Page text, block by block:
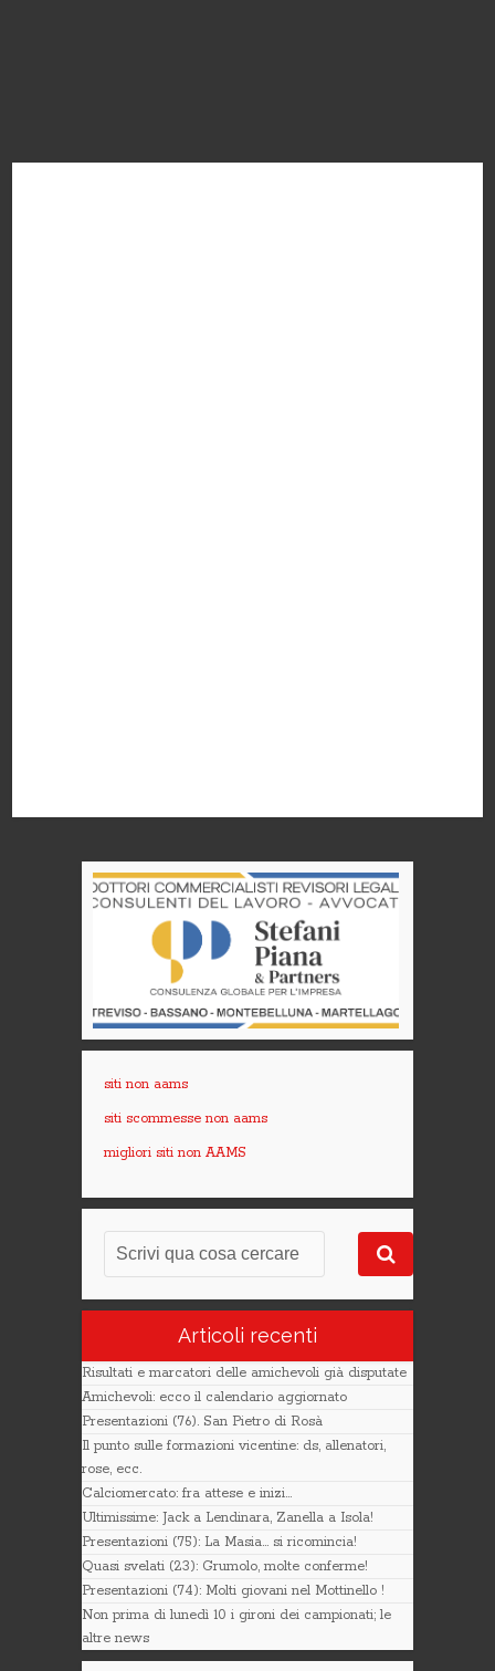
siti non aams
siti scommesse non aams
migliori siti non AAMS
Articoli recenti
Risultati e marcatori delle amichevoli già disputate
Amichevoli: ecco il calendario aggiornato
Presentazioni (76). San Pietro di Rosà
Il punto sulle formazioni vicentine: ds, allenatori,
rose, ecc.
Calciomercato: fra attese e inizi…
Ultimissime: Jack a Lendinara, Zanella a Isola!
Presentazioni (75): La Masia… si ricomincia!
Quasi svelati (23): Grumolo, molte conferme!
Presentazioni (74): Molti giovani nel Mottinello !
Non prima di lunedì 10 i gironi dei campionati; le
altre news